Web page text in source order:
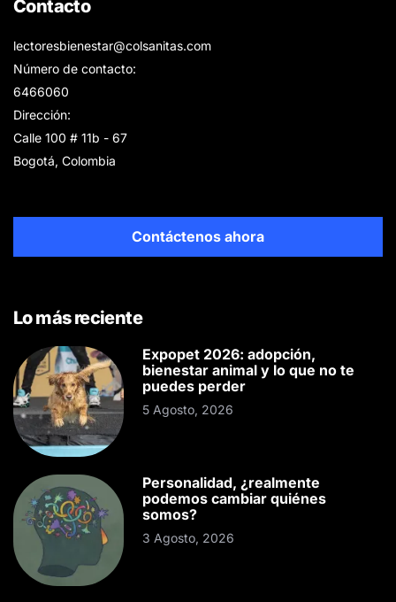
Contacto
lectoresbienestar@colsanitas.com
Número de contacto:
6466060
Dirección:
Calle 100 # 11b - 67
Bogotá, Colombia
Contáctenos ahora
Lo más reciente
Expopet 2026: adopción,
bienestar animal y lo que no te
puedes perder
5 Agosto, 2026
Personalidad, ¿realmente
podemos cambiar quiénes
somos?
3 Agosto, 2026